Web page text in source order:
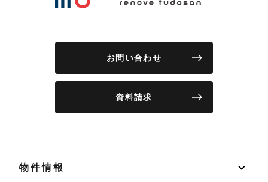
お問い合わせ
資料請求
物件情報